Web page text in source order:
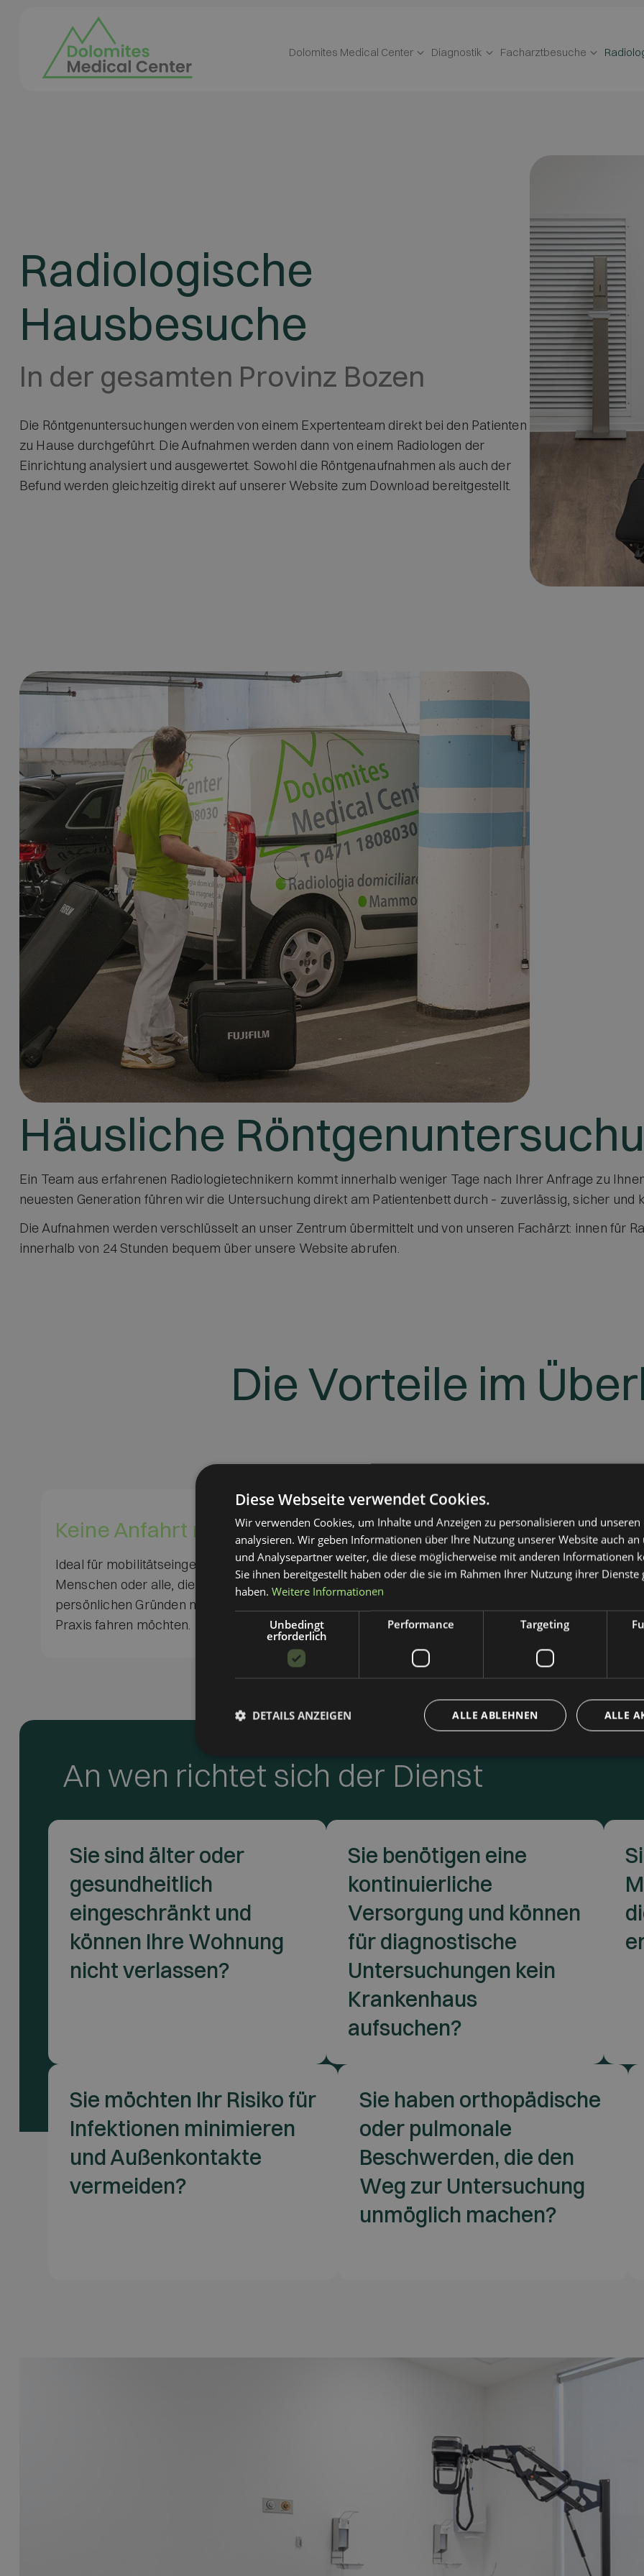
Dolomites Medical Center Diagnostik Facharztbesuche
Radiologische
Hausbesuche
In der gesamten Provinz Bozen
Die Röntgenuntersuchungen werden von einem Expertenteam direkt bei den Patienten
zu Hause durchgeführt. Die Aufnahmen werden dann von einem Radiologen der
Einrichtung analysiert und ausgewertet. Sowohl die Röntgenaufnahmen als auch der
Befund werden gleichzeitig direkt auf unserer Website zum Download bereitgestellt.
Häusliche
Ein Team aus erfahrenen Radiologietechnikern kommt innerhalb weniger Tage nach Ihrer Anfrage zu
neuesten Generation führen wir die Untersuchung direkt am Patientenbett durch – zuverlässig, sicher und
Die Aufnahmen werden verschlüsselt an unser Zentrum übermittelt und von unseren Fachärzt: innen für
innerhalb von 24 Stunden bequem über unsere Website abrufen.
Die Vorteile im
Keine Anfahrt nötig
Ideal für mobilitätseingeschränkte
Menschen oder alle, die aus
persönlichen Gründen nicht in eine
Praxis fahren möchten.
Kurze Wartezeiten
Dank effizienter Organisation erhalten
Sie rasch einen Termin – oft innerhalb
An wen richtet sich der Dienst
Sie sind älter oder
gesundheitlich
eingeschränkt und
können Ihre Wohnung
nicht verlassen?
Sie benötigen eine
kontinuierliche
Versorgung und können
für diagnostische
Untersuchungen kein
Krankenhaus
aufsuchen?
Sie möchten Ihr Risiko für
Infektionen minimieren
und Außenkontakte
vermeiden?
Sie haben orthopädische
oder pulmonale
Beschwerden, die den
Weg zur Untersuchung
unmöglich machen?
Diese Webseite verwendet Cookies.
Wir verwenden Cookies, um Inhalte und Anzeigen zu personalisieren und
analysieren. Wir geben Informationen über Ihre Nutzung unserer Website auch an
und Analysepartner weiter, die diese möglicherweise mit anderen Informationen
Sie ihnen bereitgestellt haben oder die sie im Rahmen Ihrer Nutzung ihrer Dienste
haben. Weitere Informationen
Unbedingt
erforderlich
Performance Targeting
ALLE
ALLE ABLEHNEN
DETAILS ANZEIGEN